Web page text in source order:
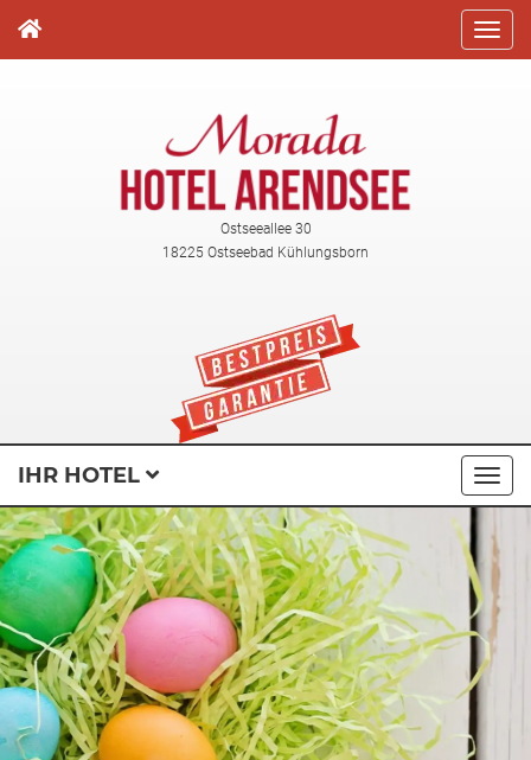
zum
Inhalt
Ostseeallee 30
18225 Ostseebad Kühlungsborn
IHR HOTEL